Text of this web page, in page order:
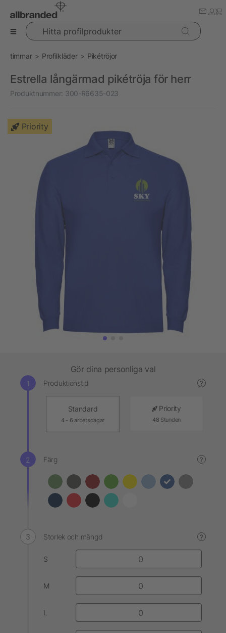
Hitta profilprodukter
timmar Profilkläder Pikétröjor
Estrella långärmad pikétröja för herr
Produktnummer: 300-R6635-023
Priority
Gör dina personliga val
Produktionstid ?
Standard
4 - 6 arbetsdagar
Priority
48 Stunden
Färg ?
Storlek och mängd ?
S
M
L